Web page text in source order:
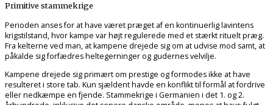
Primitive stammekrige
Perioden anses for at have været præget af en kontinuerlig lavintens
krigstilstand, hvor kampe var højt regulerede med et stærkt rituelt præg.
Fra kelterne ved man, at kampene drejede sig om at udvise mod samt, at
påkalde sig forfædres heltegerninger og gudernes velvilje.
Kampene drejede sig primært om prestige og formodes ikke at have
resulteret i store tab. Kun sjældent havde en konflikt til formål at fordrive
eller nedkæmpe en fjende. Stammekrige i Germanien i det 1. og 2.